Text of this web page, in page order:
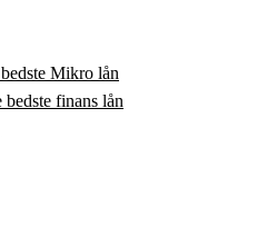
Mikro lån
finans lån